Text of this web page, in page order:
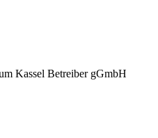
Kassel Betreiber gGmbH